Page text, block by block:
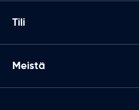
Tili
Meistä